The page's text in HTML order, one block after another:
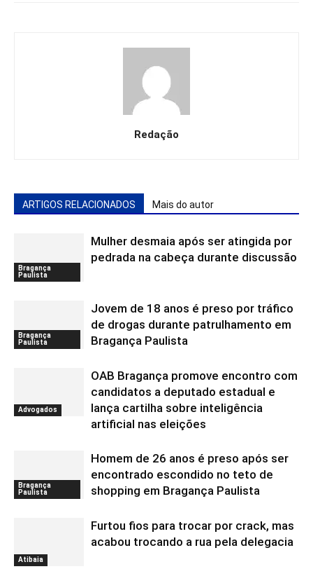
Redação
ARTIGOS RELACIONADOS Mais do autor
Bragança
Paulista
Mulher desmaia após ser atingida por
pedrada na cabeça durante discussão
Bragança
Paulista
Jovem de 18 anos é preso por tráfico
de drogas durante patrulhamento em
Bragança Paulista
Advogados
OAB Bragança promove encontro com
candidatos a deputado estadual e
lança cartilha sobre inteligência
artificial nas eleições
Bragança
Paulista
Homem de 26 anos é preso após ser
encontrado escondido no teto de
shopping em Bragança Paulista
Atibaia
Furtou fios para trocar por crack, mas
acabou trocando a rua pela delegacia